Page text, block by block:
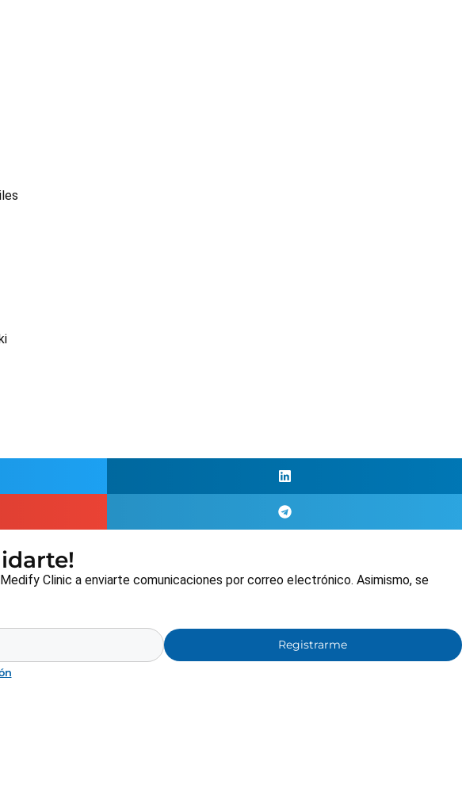
Clinic a enviarte comunicaciones por correo electrónico. Asimismo, se
Registrarme